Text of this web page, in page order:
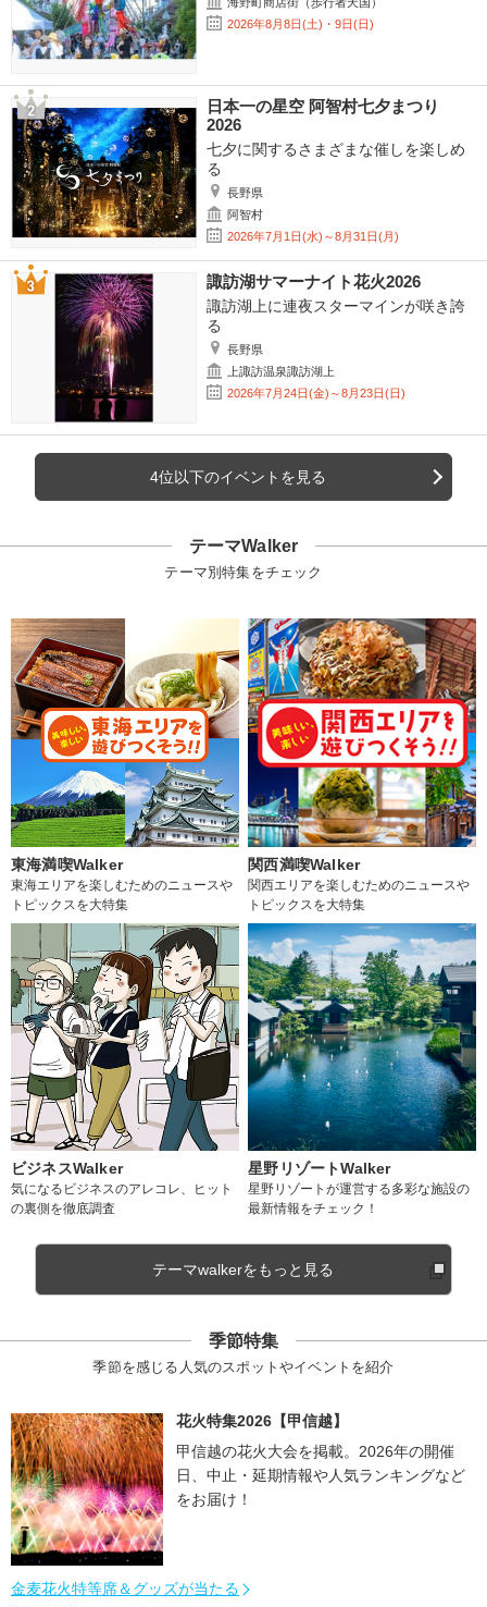
2026年8月8日(土)・9日(日)
日本一の星空 阿智村七夕まつり
2026
七夕に関するさまざまな催しを楽しめ
る
長野県
阿智村
2026年7月1日(水)～8月31日(月)
諏訪湖サマーナイト花火2026
諏訪湖上に連夜スターマインが咲き誇
る
長野県
上諏訪温泉諏訪湖上
2026年7月24日(金)～8月23日(日)
4位以下のイベントを見る
テーマWalker
テーマ別特集をチェック
東海満喫Walker
東海エリアを楽しむためのニュースや
トピックスを大特集
関西満喫Walker
関西エリアを楽しむためのニュースや
トピックスを大特集
ビジネスWalker
気になるビジネスのアレコレ、ヒット
の裏側を徹底調査
星野リゾートWalker
星野リゾートが運営する多彩な施設の
最新情報をチェック！
テーマwalkerをもっと見る
季節特集
季節を感じる人気のスポットやイベントを紹介
花火特集2026【甲信越】
甲信越の花火大会を掲載。2026年の開催
日、中止・延期情報や人気ランキングなど
をお届け！
金麦花火特等席＆グッズが当たる